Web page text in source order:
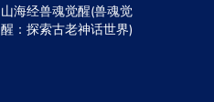
山海经兽魂觉醒(兽魂觉
醒：探索古老神话世界)